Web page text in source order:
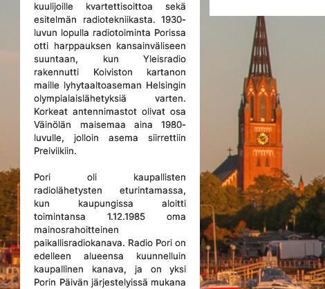
kuulijoille kvartettisoittoa sekä
esitelmän radiotekniikasta. 1930-
luvun lopulla radiotoiminta Porissa
otti harppauksen kansainväliseen
suuntaan, kun Yleisradio
rakennutti Koiviston kartanon
maille lyhytaaltoaseman Helsingin
olympialaislähetyksiä varten.
Korkeat antennimastot olivat osa
Väinölän maisemaa aina 1980-
luvulle, jolloin asema siirrettiin
Preiviikiin.
Pori oli kaupallisten
radiolähetysten eturintamassa,
kun kaupungissa aloitti
toimintansa 1.12.1985 oma
mainosrahoitteinen
paikallisradiokanava. Radio Pori on
edelleen alueensa kuunnelluin
kaupallinen kanava, ja on yksi
Porin Päivän järjestelyissä mukana